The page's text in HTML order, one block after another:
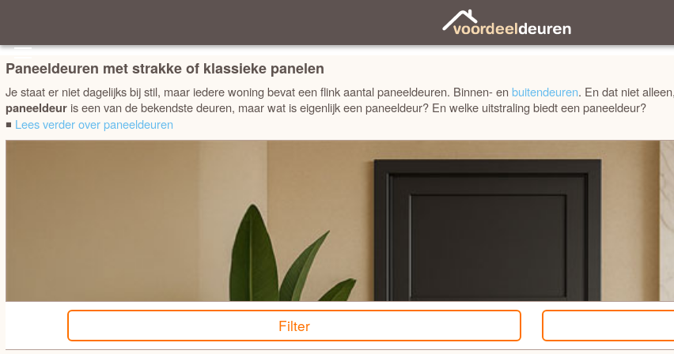
Filteren
Outlet deuren
OPDEK OF STOMP
Sorteren
Merk - A tot Z
Merk - Z tot A
Prijs laag - hoog
Paneeldeuren met strakke of klassieke panelen
Je staat er niet dagelijks bij stil, maar iedere woning bevat een flink aantal paneeldeuren. Binnen- enbuitendeuren. En dat niet
paneeldeur is een van de bekendste deuren, maar wat is eigenlijk een paneeldeur? En welke uitstraling biedt een paneeldeur?
◾ Lees verder over paneeldeuren
Filter